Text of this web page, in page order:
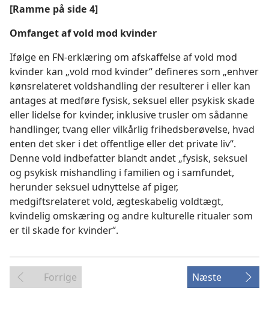
[Ramme på side 4]
Omfanget af vold mod kvinder
Ifølge en FN-erklæring om afskaffelse af vold mod
kvinder kan „vold mod kvinder“ defineres som „enhver
kønsrelateret voldshandling der resulterer i eller kan
antages at medføre fysisk, seksuel eller psykisk skade
eller lidelse for kvinder, inklusive trusler om sådanne
handlinger, tvang eller vilkårlig frihedsberøvelse, hvad
enten det sker i det offentlige eller det private liv“.
Denne vold indbefatter blandt andet „fysisk, seksuel
og psykisk mishandling i familien og i samfundet,
herunder seksuel udnyttelse af piger,
medgiftsrelateret vold, ægteskabelig voldtægt,
kvindelig omskæring og andre kulturelle ritualer som
er til skade for kvinder“.
Forrige Næste